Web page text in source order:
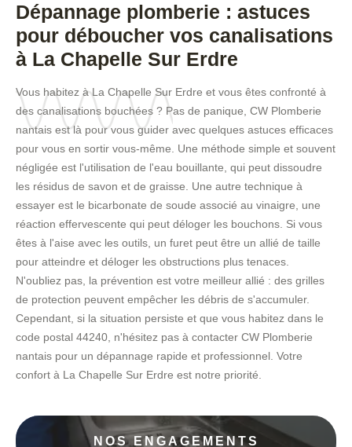
Dépannage plomberie : astuces
pour déboucher vos canalisations
à La Chapelle Sur Erdre
Vous habitez à La Chapelle Sur Erdre et vous êtes confronté à
des canalisations bouchées ? Pas de panique, CW Plomberie
nantais est là pour vous guider avec quelques astuces efficaces
pour vous en sortir vous-même. Une méthode simple et souvent
négligée est l'utilisation de l'eau bouillante, qui peut dissoudre
les résidus de savon et de graisse. Une autre technique à
essayer est le bicarbonate de soude associé au vinaigre, une
réaction effervescente qui peut déloger les bouchons. Si vous
êtes à l'aise avec les outils, un furet peut être un allié de taille
pour atteindre et déloger les obstructions plus tenaces.
N'oubliez pas, la prévention est votre meilleur allié : des grilles
de protection peuvent empêcher les débris de s'accumuler.
Cependant, si la situation persiste et que vous habitez dans le
code postal 44240, n'hésitez pas à contacter CW Plomberie
nantais pour un dépannage rapide et professionnel. Votre
confort à La Chapelle Sur Erdre est notre priorité.
NOS ENGAGEMENTS